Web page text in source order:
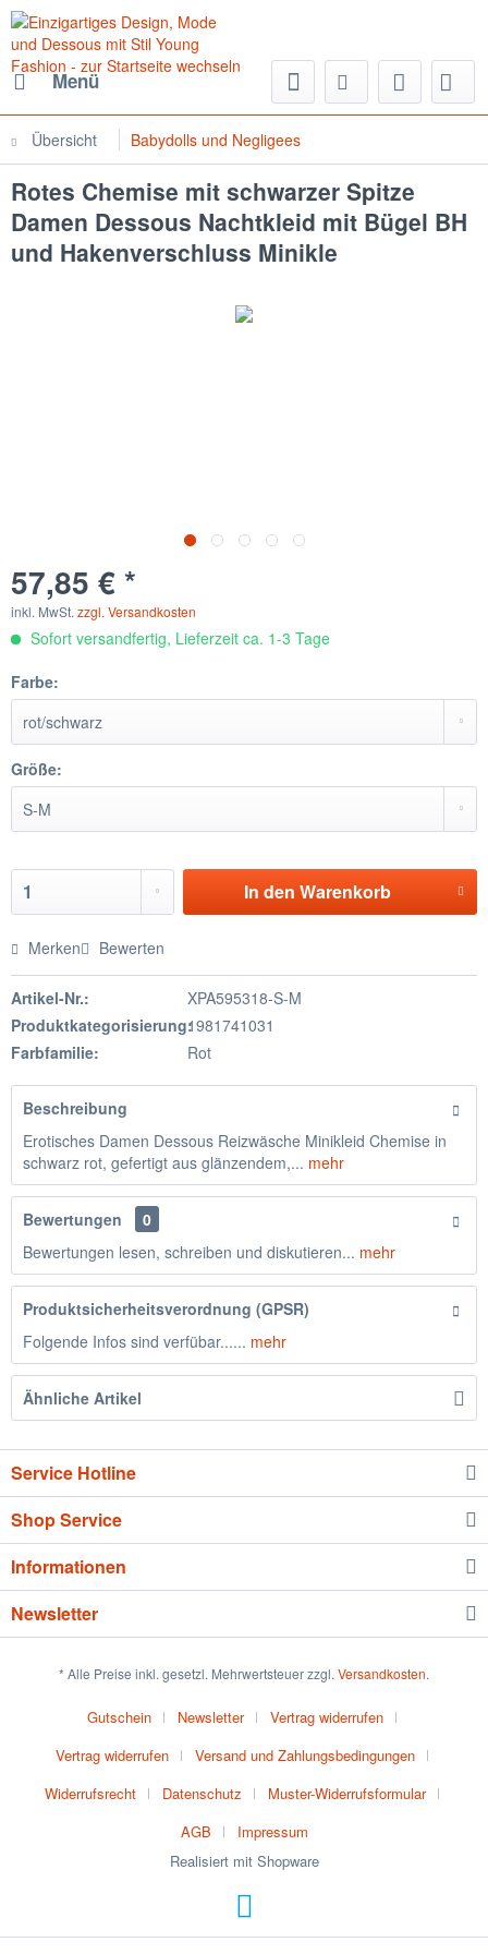
Menü
Übersicht Babydolls und Negligees
Rotes Chemise mit schwarzer Spitze
Damen Dessous Nachtkleid mit Bügel BH
und Hakenverschluss Minikle
57,85 € *
inkl. MwSt. zzgl. Versandkosten
Sofort versandfertig, Lieferzeit ca. 1-3 Tage
Farbe:
Größe:
In den Warenkorb
Merken Bewerten
Artikel-Nr.:
XPA595318-S-M
Produktkategorisierung:1981741031
Farbfamilie:
Rot
Beschreibung
Erotisches Damen Dessous Reizwäsche Minikleid Chemise in
schwarz rot, gefertigt aus glänzendem,... mehr
Bewertungen
0
Bewertungen lesen, schreiben und diskutieren... mehr
Produktsicherheitsverordnung (GPSR)
Folgende Infos sind verfübar...... mehr
Ähnliche Artikel
Service Hotline
Shop Service
Informationen
Newsletter
* Alle Preise inkl. gesetzl. Mehrwertsteuer zzgl. Versandkosten.
Gutschein Newsletter
Vertrag widerrufen
Vertrag widerrufen
Versand und Zahlungsbedingungen
Widerrufsrecht
Datenschutz
Muster-Widerrufsformular
AGB
Impressum
Realisiert mit Shopware